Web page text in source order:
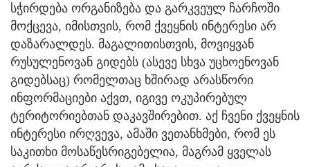
სჭირდება ორგანიზება და გარკვეულ ჩარჩოში
მოქცევა, იმისთვის, რომ ქვეყნის ინტერესი არ
დაზარალდეს. მაგალითისთვის, მოვიყვან
რუსულენოვან გიდებს (ასევე სხვა უცხოენოვან
გიდებსაც) რომელთაც ხშირად არასწორი
ინფორმაციები აქვთ, იგივე ოკუპირებულ
ტერიტორიებთან დაკავშირებით. აქ ჩვენი ქვეყნის
ინტერესი ირღვევა, ამაში ვეთანხმები, რომ ეს
საკითხი მოსაწესრიგებელია, მაგრამ ყველას